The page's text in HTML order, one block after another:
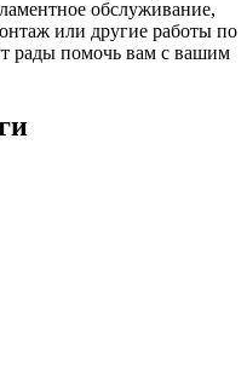
обслуживание,
или другие работы по
рады помочь вам с вашим